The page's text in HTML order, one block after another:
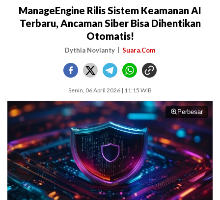
ManageEngine Rilis Sistem Keamanan AI
Terbaru, Ancaman Siber Bisa Dihentikan
Otomatis!
Dythia Novianty Suara.Com
Senin, 06 April 2026 | 11:15 WIB
Perbesar